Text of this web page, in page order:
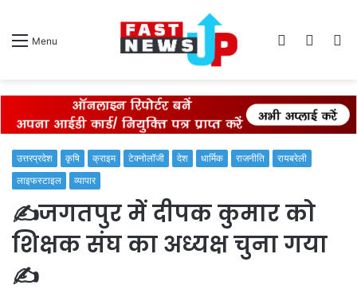
Menu
Switch
Log
उत्तरप्रदेश कृषि क्राइम टेक्नोलॉजी देश धार्मिक राजनीति
रायबरेली
लाइफस्टाइल
व्यापार
✍️जगतपुर में दीपक कुमार को
शिक्षक संघ का अध्यक्ष चुना गया
✍️